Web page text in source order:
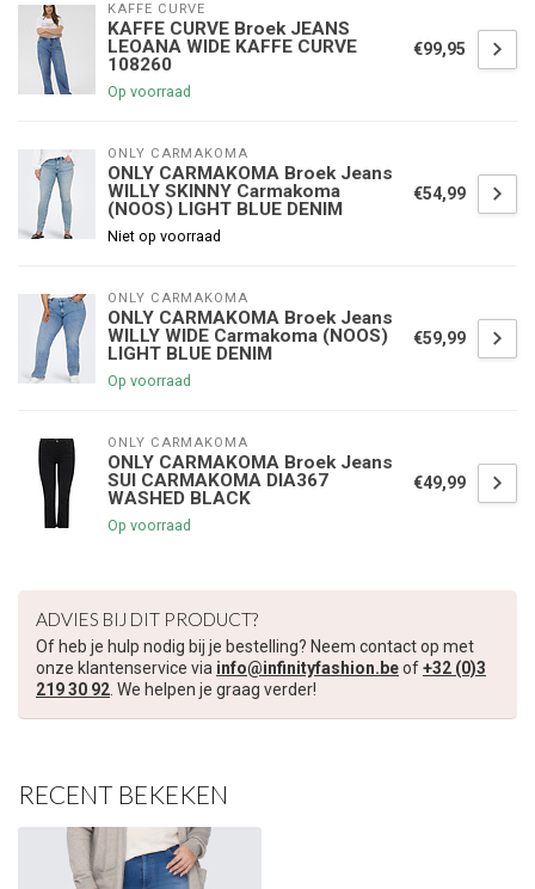
KAFFE CURVE
KAFFE CURVE Broek JEANS
LEOANA WIDE KAFFE CURVE
108260
Op voorraad
€99,95
ONLY CARMAKOMA
ONLY CARMAKOMA Broek Jeans
WILLY SKINNY Carmakoma
(NOOS) LIGHT BLUE DENIM
Niet op voorraad
€54,99
ONLY CARMAKOMA
ONLY CARMAKOMA Broek Jeans
WILLY WIDE Carmakoma (NOOS)
LIGHT BLUE DENIM
Op voorraad
€59,99
ONLY CARMAKOMA
ONLY CARMAKOMA Broek Jeans
SUI CARMAKOMA DIA367
WASHED BLACK
Op voorraad
€49,99
ADVIES BIJ DIT PRODUCT?
Of heb je hulp nodig bij je bestelling? Neem contact op met
onze klantenservice via info@infinityfashion.beof+32 (0)3
219 30 92. We helpen je graag verder!
RECENT BEKEKEN
Schrijf je in voor onze nieuwsbrief om op de hoogte te blijven
over onze nieuwe collectie, en ontvang5 euro kortingop je
volgende aankoop! 😀
Inschrijven
Je korting is geldig bij een minimale bestelwaarde van €45,00